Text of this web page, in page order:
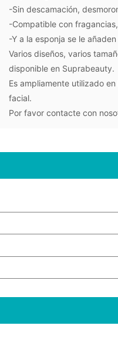
-Sin descamación,
-Compatible con
-Y a la esponja se le
Varios diseños, varios
disponible en Suprabeauty.
Es ampliamente utilizado
facial.
Por favor contacte con